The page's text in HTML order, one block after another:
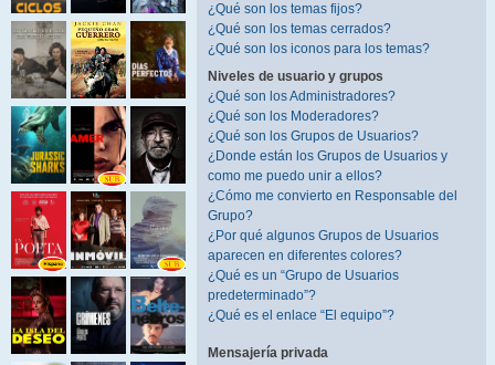
¿Qué son los temas fijos?
¿Qué son los temas cerrados?
¿Qué son los iconos para los temas?
Niveles de usuario y grupos
¿Qué son los Administradores?
¿Qué son los Moderadores?
¿Qué son los Grupos de Usuarios?
¿Donde están los Grupos de Usuarios y
como me puedo unir a ellos?
¿Cómo me convierto en Responsable del
Grupo?
¿Por qué algunos Grupos de Usuarios
aparecen en diferentes colores?
¿Qué es un “Grupo de Usuarios
predeterminado”?
¿Qué es el enlace “El equipo”?
Mensajería privada